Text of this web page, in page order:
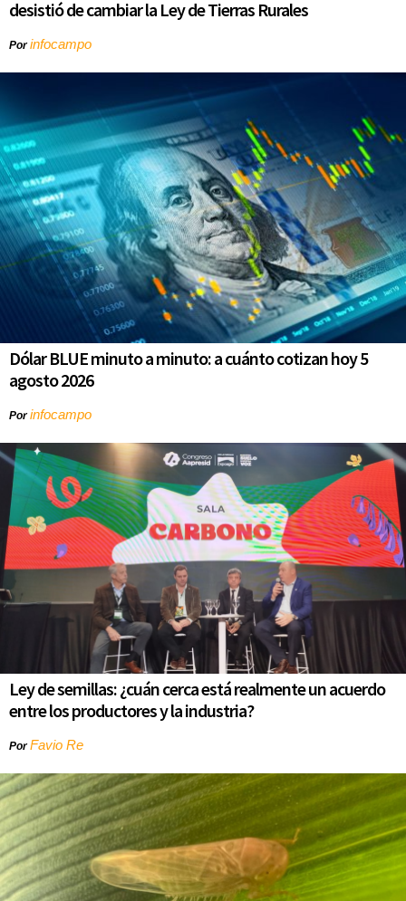
desistió de cambiar la Ley de Tierras Rurales
Porinfocampo
Dólar BLUE minuto a minuto: a cuánto cotizan hoy 5
agosto 2026
Porinfocampo
Ley de semillas: ¿cuán cerca está realmente un acuerdo
entre los productores y la industria?
PorFavio Re